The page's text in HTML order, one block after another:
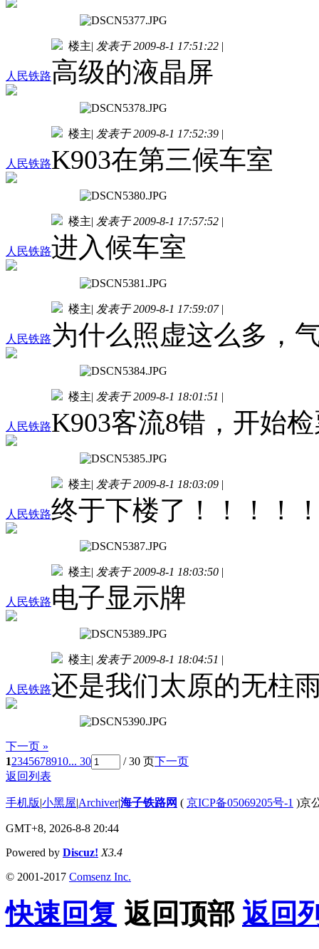
人民铁路
楼主| 发表于 2009-8-1 17:51:22 |
高级的液晶屏
人民铁路
楼主| 发表于 2009-8-1 17:52:39 |
K903在第三候车室
人民铁路
楼主| 发表于 2009-8-1 17:57:52 |
进入候车室
人民铁路
楼主| 发表于 2009-8-1 17:59:07 |
为什么照虚这么多，
人民铁路
楼主| 发表于 2009-8-1 18:01:51 |
K903客流8错，开始
人民铁路
楼主| 发表于 2009-8-1 18:03:09 |
终于下楼了！！！！
人民铁路
楼主| 发表于 2009-8-1 18:03:50 |
电子显示牌
人民铁路
楼主| 发表于 2009-8-1 18:04:51 |
还是我们太原的无柱
下一页 »
12345678910... 30 / 30 页下一页
返回列表
手机版|小黑屋|Archiver|海子铁路网 ( 京ICP备05069205号-1 )京
GMT+8, 2026-8-8 20:44
Powered by Discuz! X3.4
© 2001-2017 Comsenz Inc.
快速回复 返回顶部 返回